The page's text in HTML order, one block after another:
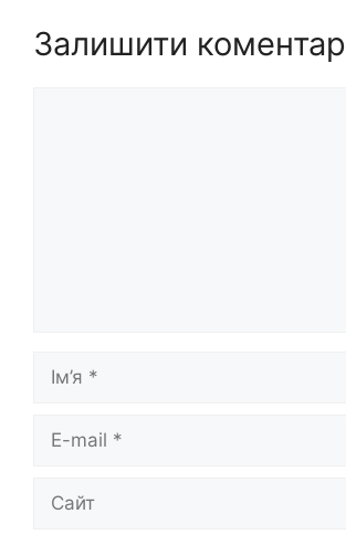
Залишити коментар
mail